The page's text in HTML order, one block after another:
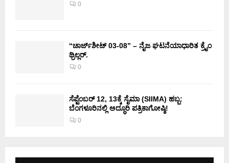
0
“ಚಾರ್ಜ್‌ಶೀಟ್ 03-08” – ನೈಜ ಘಟನೆಯಾಧಾರಿತ ಕ್ರೈಂ
ಥ್ರಿಲ್ಲರ್.
0
ಸೆಪ್ಟೆಂಬರ್ 12, 13ಕ್ಕೆ ಸೈಮಾ (SIIMA) ಹಬ್ಬ:
ಬೆಂಗಳೂರಿನಲ್ಲಿ ಅದ್ಧೂರಿ ಪತ್ರಿಕಾಗೋಷ್ಠಿ!
0